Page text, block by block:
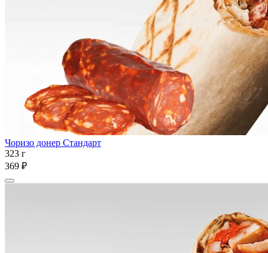
Чоризо донер Стандарт
323 г
369 ₽